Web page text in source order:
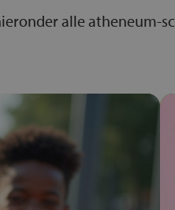
alle atheneum-